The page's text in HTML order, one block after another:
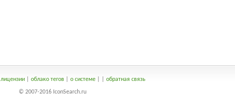
лицензии| облако тегов| о системе| обратная связь
© 2007-2016 IconSearch.ru